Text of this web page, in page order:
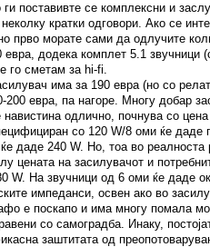
поставивте се комплексни и
кратки одговори. Ако се
прво морате сами да одлучите
евра, додека комплет 5.1
го сметам за hi-fi.
има за 190 евра (но со
200 евра, па нагоре. Многу добар
одлично, почнува со
со 120 W/8 оми ќе даде
даде 240 W. Но, тоа во
цената на засилувачот и
W. На звучници од 6 оми ќе даде
импеданси, освен ако во
е поскапо и има многу помала
со самоградба. Инаку,
заштитата од